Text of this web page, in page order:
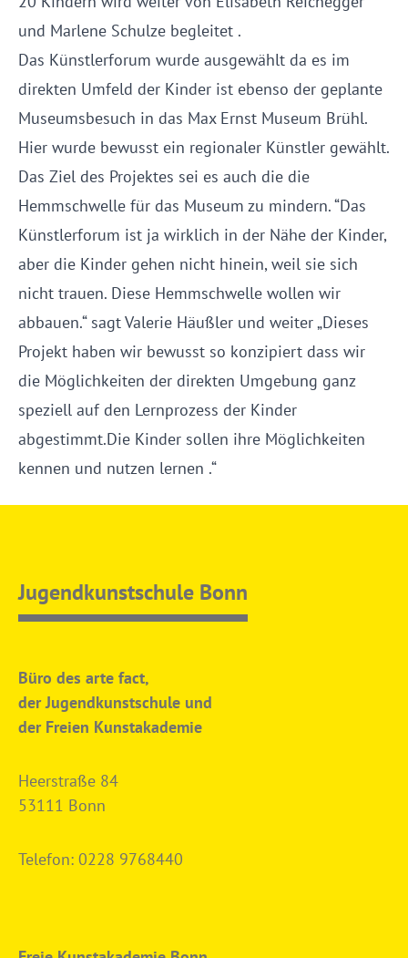
und Marlene Schulze begleitet .
Das Künstlerforum wurde ausgewählt da es im
direkten Umfeld der Kinder ist ebenso der geplante
Museumsbesuch in das Max Ernst Museum Brühl.
Hier wurde bewusst ein regionaler Künstler gewählt.
Das Ziel des Projektes sei es auch die die
Hemmschwelle für das Museum zu mindern. “Das
Künstlerforum ist ja wirklich in der Nähe der Kinder,
aber die Kinder gehen nicht hinein, weil sie sich
nicht trauen. Diese Hemmschwelle wollen wir
abbauen.“ sagt Valerie Häußler und weiter „Dieses
Projekt haben wir bewusst so konzipiert dass wir
die Möglichkeiten der direkten Umgebung ganz
speziell auf den Lernprozess der Kinder
abgestimmt.Die Kinder sollen ihre Möglichkeiten
kennen und nutzen lernen .“
Jugendkunstschule Bonn
Büro des arte fact,
der Jugendkunstschule und
der Freien Kunstakademie
Heerstraße 84
53111 Bonn
Telefon: 0228 9768440